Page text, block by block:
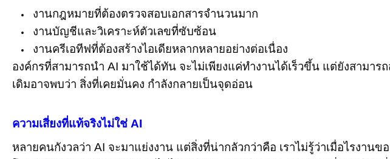
งานกฎหมายที่ต้องตรวจสอบเอกสารจำนวนมาก
งานบัญชีและวิเคราะห์ตัวเลขที่ซับซ้อน
งานครีเอทีฟที่ต้องสร้างไอเดียหลากหลายอย่างต่อเนื่อง
องค์กรที่สามารถนำ AI มาใช้ได้ทัน จะไม่เพียงแค่ทำงานได้เร็วขึ้น แต่ยังสามา
เดิมอาจพบว่า สิ่งที่เคยมั่นคง กำลังกลายเป็นจุดอ่อน
ความเสี่ยงที่แท้จริงไม่ใช่ AI
หลายคนกังวลว่า AI จะมาแย่งงาน แต่สิ่งที่น่ากลัวกว่าคือ เราไม่รู้ว่าเมื่อไรงา